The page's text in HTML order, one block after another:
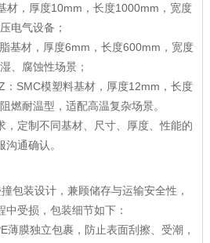
材，厚度10mm，长度1000mm，宽度
电气设备；
基材，厚度6mm，长度600mm，宽度
、腐蚀性场景；
SMC模塑料基材，厚度12mm，长度
燃耐温型，适配高温复杂场景。
，定制不同基材、尺寸、厚度、性能的
通确认。
包装设计，兼顾储存与运输安全性，
受损，包装细节如下：
薄膜独立包裹，防止表面刮擦、受潮，